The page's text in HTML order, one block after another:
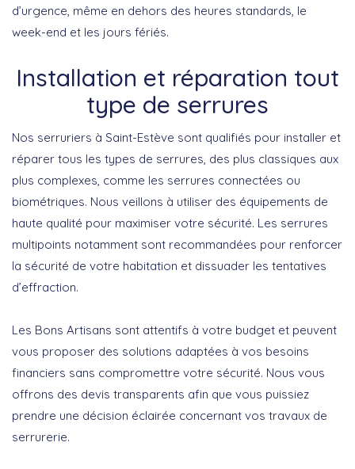
d’urgence, même en dehors des heures standards, le
week-end et les jours fériés.
Installation et réparation tout
type de serrures
Nos serruriers à Saint-Estève sont qualifiés pour installer et
réparer tous les types de serrures, des plus classiques aux
plus complexes, comme les serrures connectées ou
biométriques. Nous veillons à utiliser des équipements de
haute qualité pour maximiser votre sécurité. Les serrures
multipoints notamment sont recommandées pour renforcer
la sécurité de votre habitation et dissuader les tentatives
d’effraction.
Les Bons Artisans sont attentifs à votre budget et peuvent
vous proposer des solutions adaptées à vos besoins
financiers sans compromettre votre sécurité. Nous vous
offrons des devis transparents afin que vous puissiez
prendre une décision éclairée concernant vos travaux de
serrurerie.